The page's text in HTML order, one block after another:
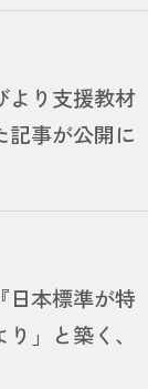
より支援教材
記事が公開に
日本標準が特
」と築く、